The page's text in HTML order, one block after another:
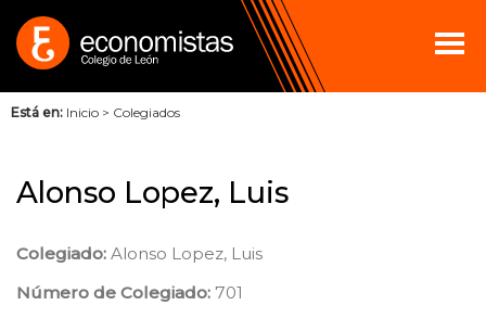
Está en: Inicio > Colegiados
Alonso Lopez, Luis
Colegiado: Alonso Lopez, Luis
Número de Colegiado: 701